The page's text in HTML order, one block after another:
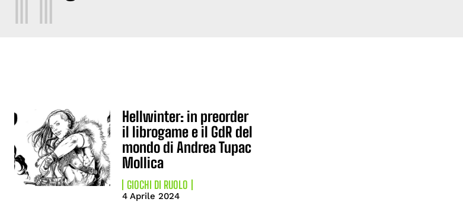
Hellwinter: in preorder
il librogame e il GdR del
mondo di Andrea Tupac
Mollica
GIOCHI DI RUOLO
4 Aprile 2024